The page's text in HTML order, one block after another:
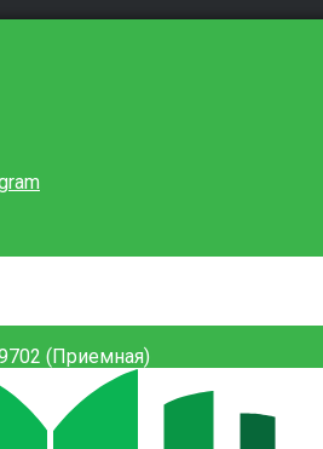
(Приемная)